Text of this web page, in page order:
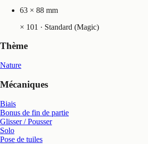
63 × 88 mm
× 101 · Standard (Magic)
Thème
Nature
Mécaniques
Biais
Bonus de fin de partie
Glisser / Pousser
Solo
Pose de tuiles